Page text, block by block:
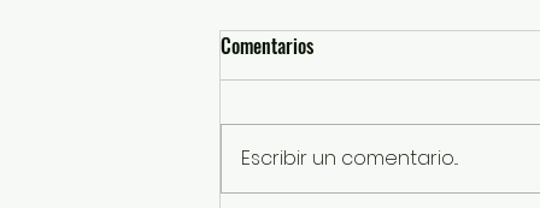
Comentarios
Escribir un comentario...